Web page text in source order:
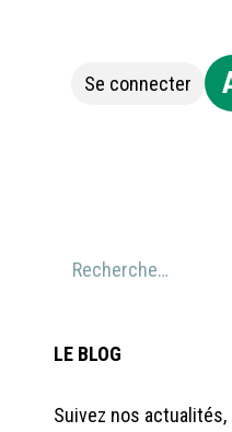
Se connecter
LE BLOG
Suivez nos